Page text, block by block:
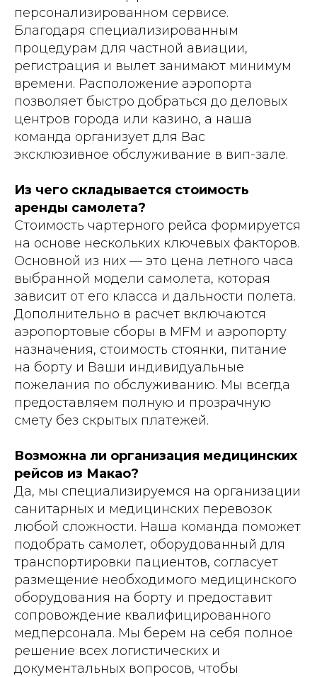
персонализированном сервисе.
Благодаря специализированным
процедурам для частной авиации,
регистрация и вылет занимают минимум
времени. Расположение аэропорта
позволяет быстро добраться до деловых
центров города или казино, а наша
команда организует для Вас
эксклюзивное обслуживание в вип-зале.
Из чего складывается стоимость
аренды самолета?
Стоимость чартерного рейса формируется
на основе нескольких ключевых факторов.
Основной из них — это цена летного часа
выбранной модели самолета, которая
зависит от его класса и дальности полета.
Дополнительно в расчет включаются
аэропортовые сборы в MFM и аэропорту
назначения, стоимость стоянки, питание
на борту и Ваши индивидуальные
пожелания по обслуживанию. Мы всегда
предоставляем полную и прозрачную
смету без скрытых платежей.
Возможна ли организация медицинских
рейсов из Макао?
Да, мы специализируемся на организации
санитарных и медицинских перевозок
любой сложности. Наша команда поможет
подобрать самолет, оборудованный для
транспортировки пациентов, согласует
размещение необходимого медицинского
оборудования на борту и предоставит
сопровождение квалифицированного
медперсонала. Мы берем на себя полное
решение всех логистических и
документальных вопросов, чтобы